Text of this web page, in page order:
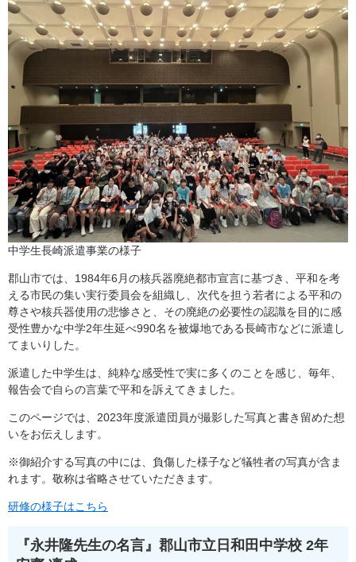
中学生長崎派遣事業の様子
郡山市では、1984年6月の核兵器廃絶都市宣言に基づき、平和を考
える市民の集い実行委員会を組織し、次代を担う若者による平和の
尊さや核兵器使用の悲惨さと、その廃絶の必要性の認識を目的に感
受性豊かな中学2年生延べ990名を被爆地である長崎市などに派遣し
てまいりした。
派遣した中学生は、純粋な感受性で実に多くのことを感じ、毎年、
報告会で自らの言葉で平和を訴えてきました。
このページでは、2023年度派遣団員が撮影した写真と書き留めた想
いをお伝えします。
※御紹介する写真の中には、負傷した様子など犠牲者の写真が含ま
れます。敬称は省略させていただきます。
研修の様子はこちら
『永井隆先生の名言』 郡山市立日和田中学校 2年